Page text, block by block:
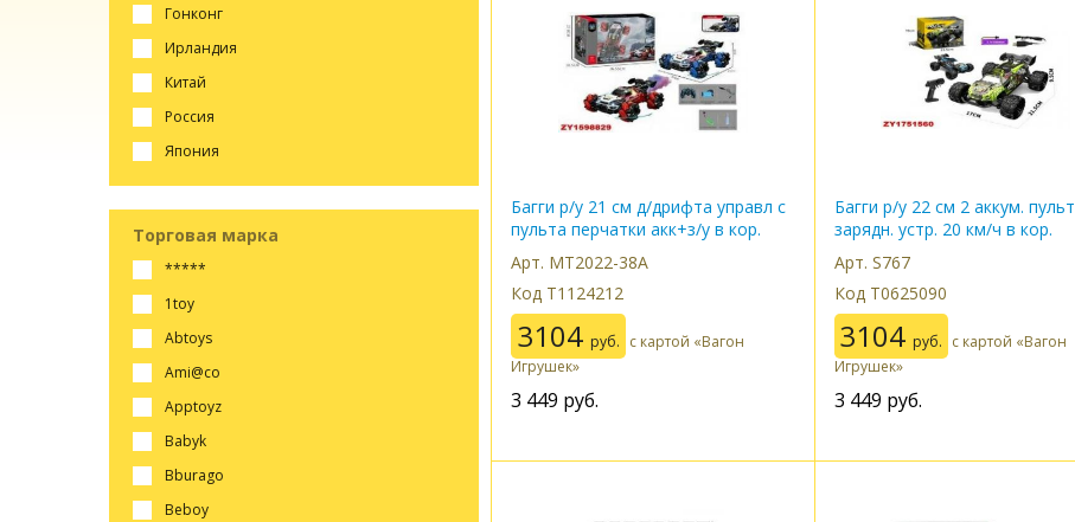
гонконг
ирландия
китай
россия
япония
Торговая марка
*****
1toy
abtoys
ami@co
apptoyz
babyk
bburago
beboy
Багги р/у 21 см д/дрифта управл с
пульта перчатки акк+з/у в кор.
Арт. MT2022-38A
Код Т1124212
3104 руб. с картой «Вагон
Игрушек»
3 449 руб.
Багги р/у 22 см 2 аккум. пульт
зарядн. устр. 20 км/ч в кор.
Арт. S767
Код Т0625090
3104 руб. с картой «Вагон
Игрушек»
3 449 руб.